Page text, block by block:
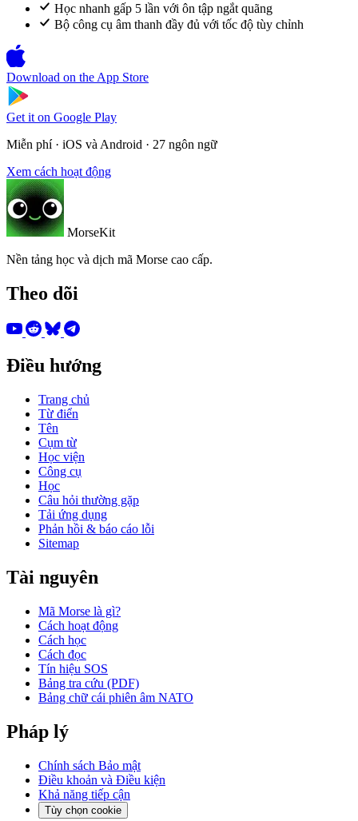
Học nhanh gấp 5 lần với ôn tập ngắt quãng
Bộ công cụ âm thanh đầy đủ với tốc độ tùy chỉnh
Download on the App Store
Get it on Google Play
Miễn phí · iOS và Android · 27 ngôn ngữ
Xem cách hoạt động
MorseKit
Nền tảng học và dịch mã Morse cao cấp.
Theo dõi
Điều hướng
Trang chủ
Từ điển
Tên
Cụm từ
Học viện
Công cụ
Học
Câu hỏi thường gặp
Tải ứng dụng
Phản hồi & báo cáo lỗi
Sitemap
Tài nguyên
Mã Morse là gì?
Cách hoạt động
Cách học
Cách đọc
Tín hiệu SOS
Bảng tra cứu (PDF)
Bảng chữ cái phiên âm NATO
Pháp lý
Chính sách Bảo mật
Điều khoản và Điều kiện
Khả năng tiếp cận
Tùy chọn cookie